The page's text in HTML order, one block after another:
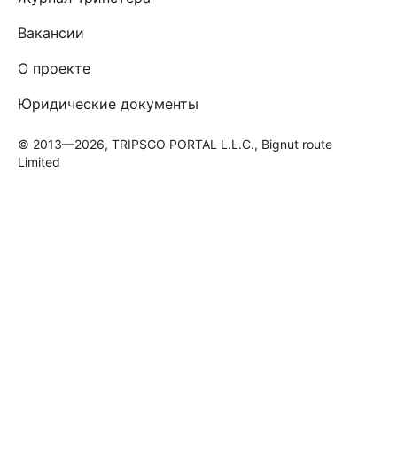
Вакансии
О проекте
Юридические документы
© 2013—2026, TRIPSGO PORTAL L.L.C., Bignut route
Limited